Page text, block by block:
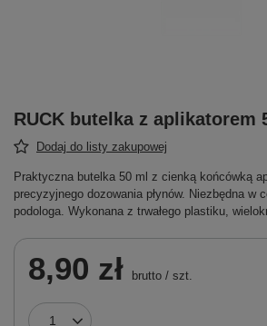
RUCK butelka z aplikatorem
Dodaj do listy zakupowej
Praktyczna butelka 50 ml z cienką końcówką
precyzyjnego dozowania płynów. Niezbędna w
podologa. Wykonana z trwałego plastiku,
8,90 zł brutto / szt.